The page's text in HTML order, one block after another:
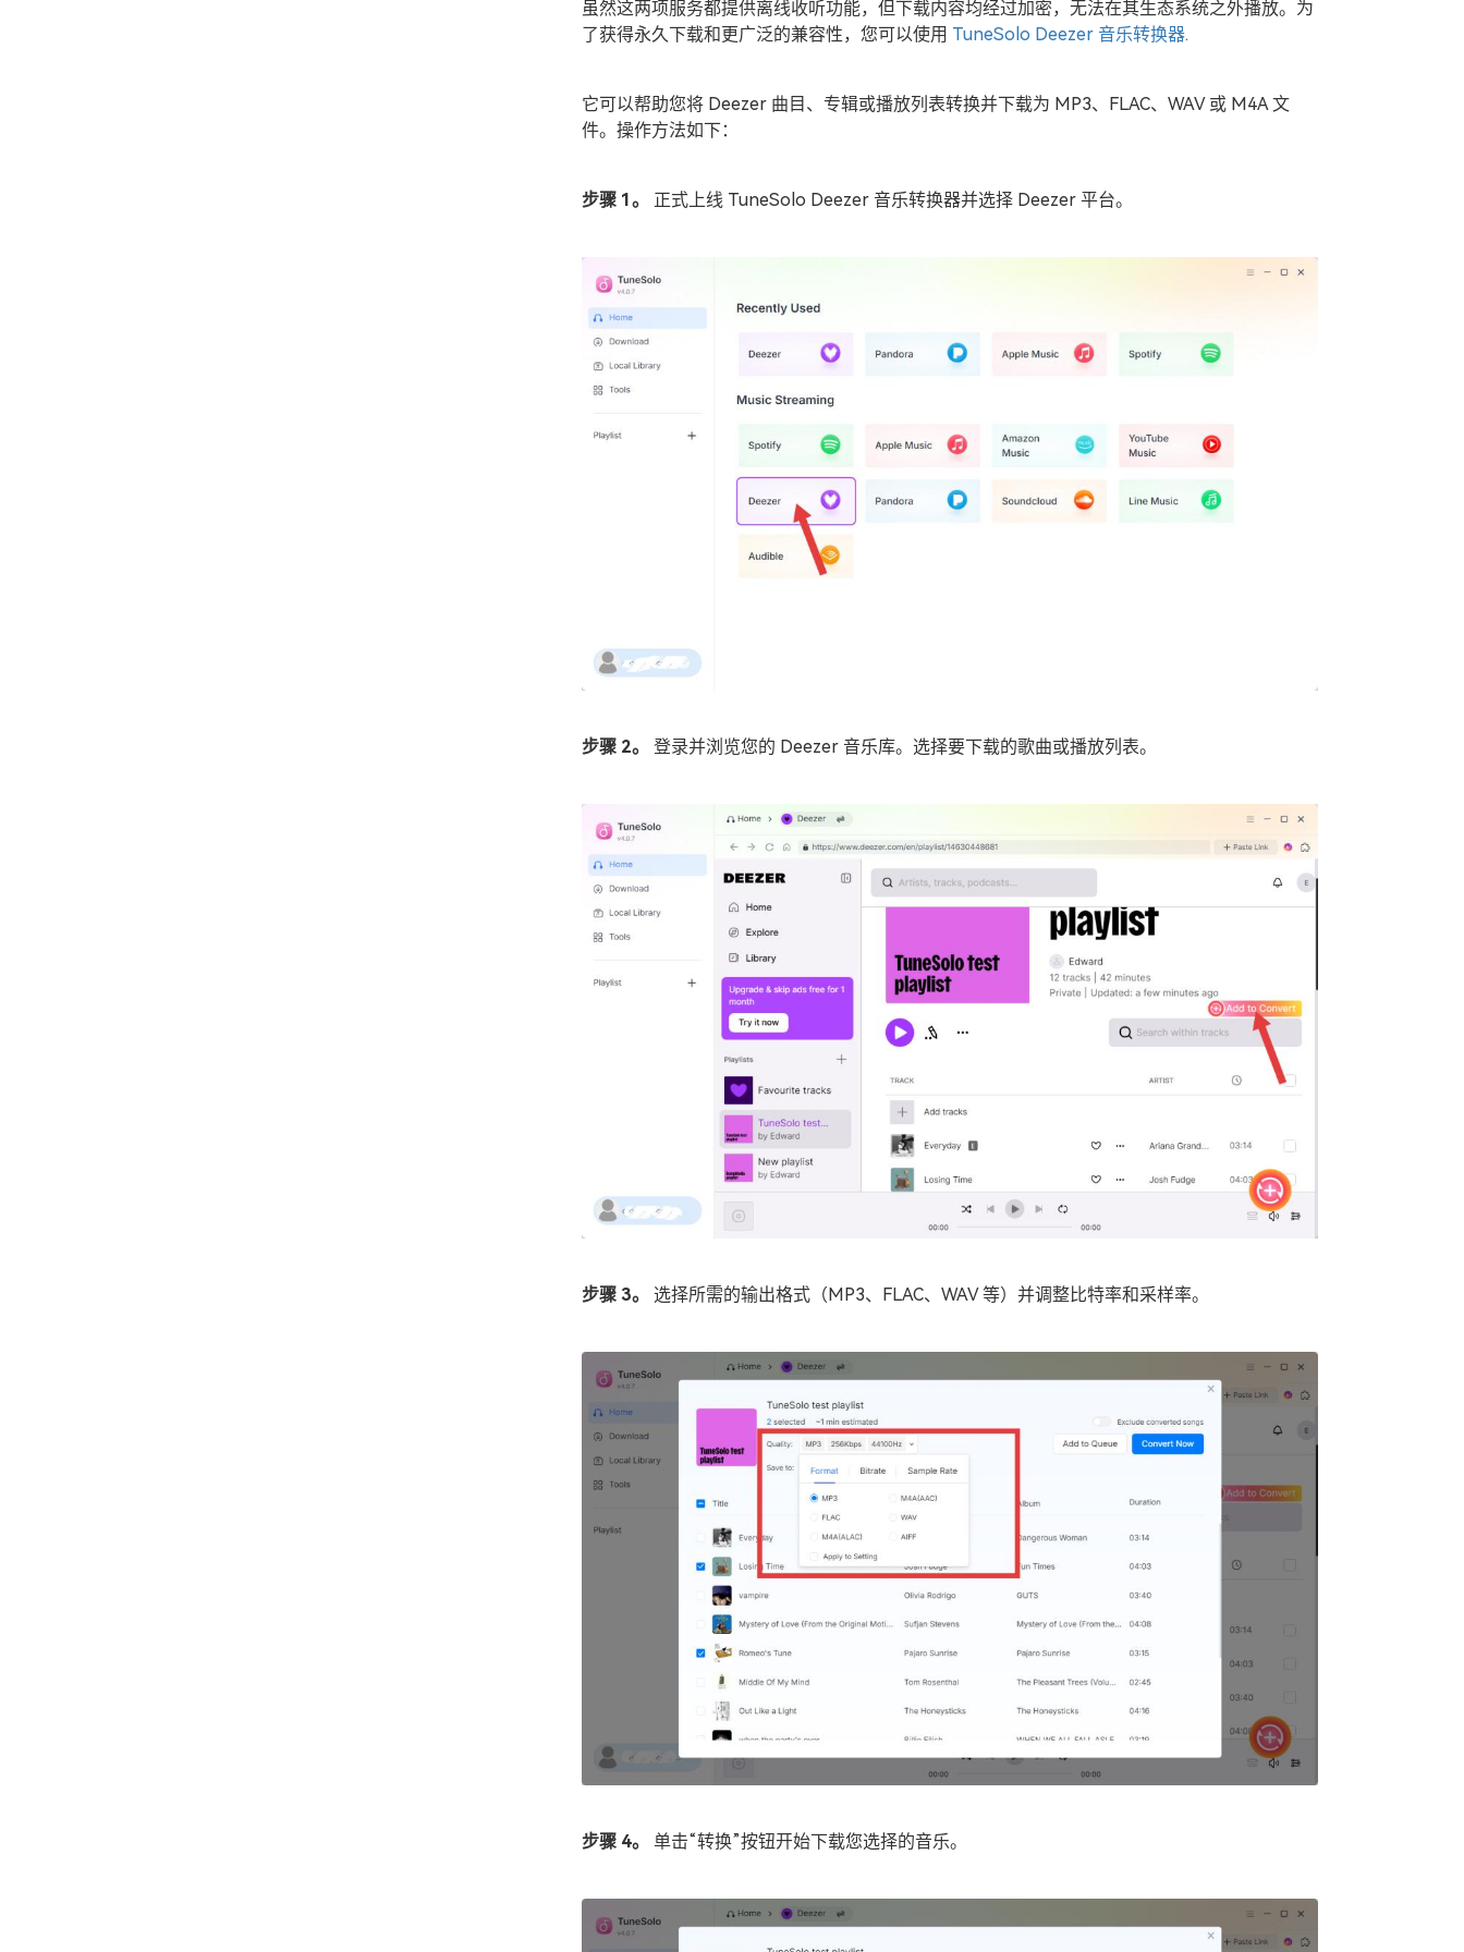
虽然这两项服务都提供离线收听功能，但下载内容均经过加密，无法在其生态系统之外播放。为
了获得永久下载和更广泛的兼容性，您可以使用 TuneSolo Deezer 音乐转换器.
它可以帮助您将 Deezer 曲目、专辑或播放列表转换并下载为 MP3、FLAC、WAV 或 M4A 文
件。操作方法如下：
步骤 1。 正式上线 TuneSolo Deezer 音乐转换器并选择 Deezer 平台。
步骤 2。 登录并浏览您的 Deezer 音乐库。选择要下载的歌曲或播放列表。
步骤 3。 选择所需的输出格式（MP3、FLAC、WAV 等）并调整比特率和采样率。
步骤 4。 单击“转换”按钮开始下载您选择的音乐。